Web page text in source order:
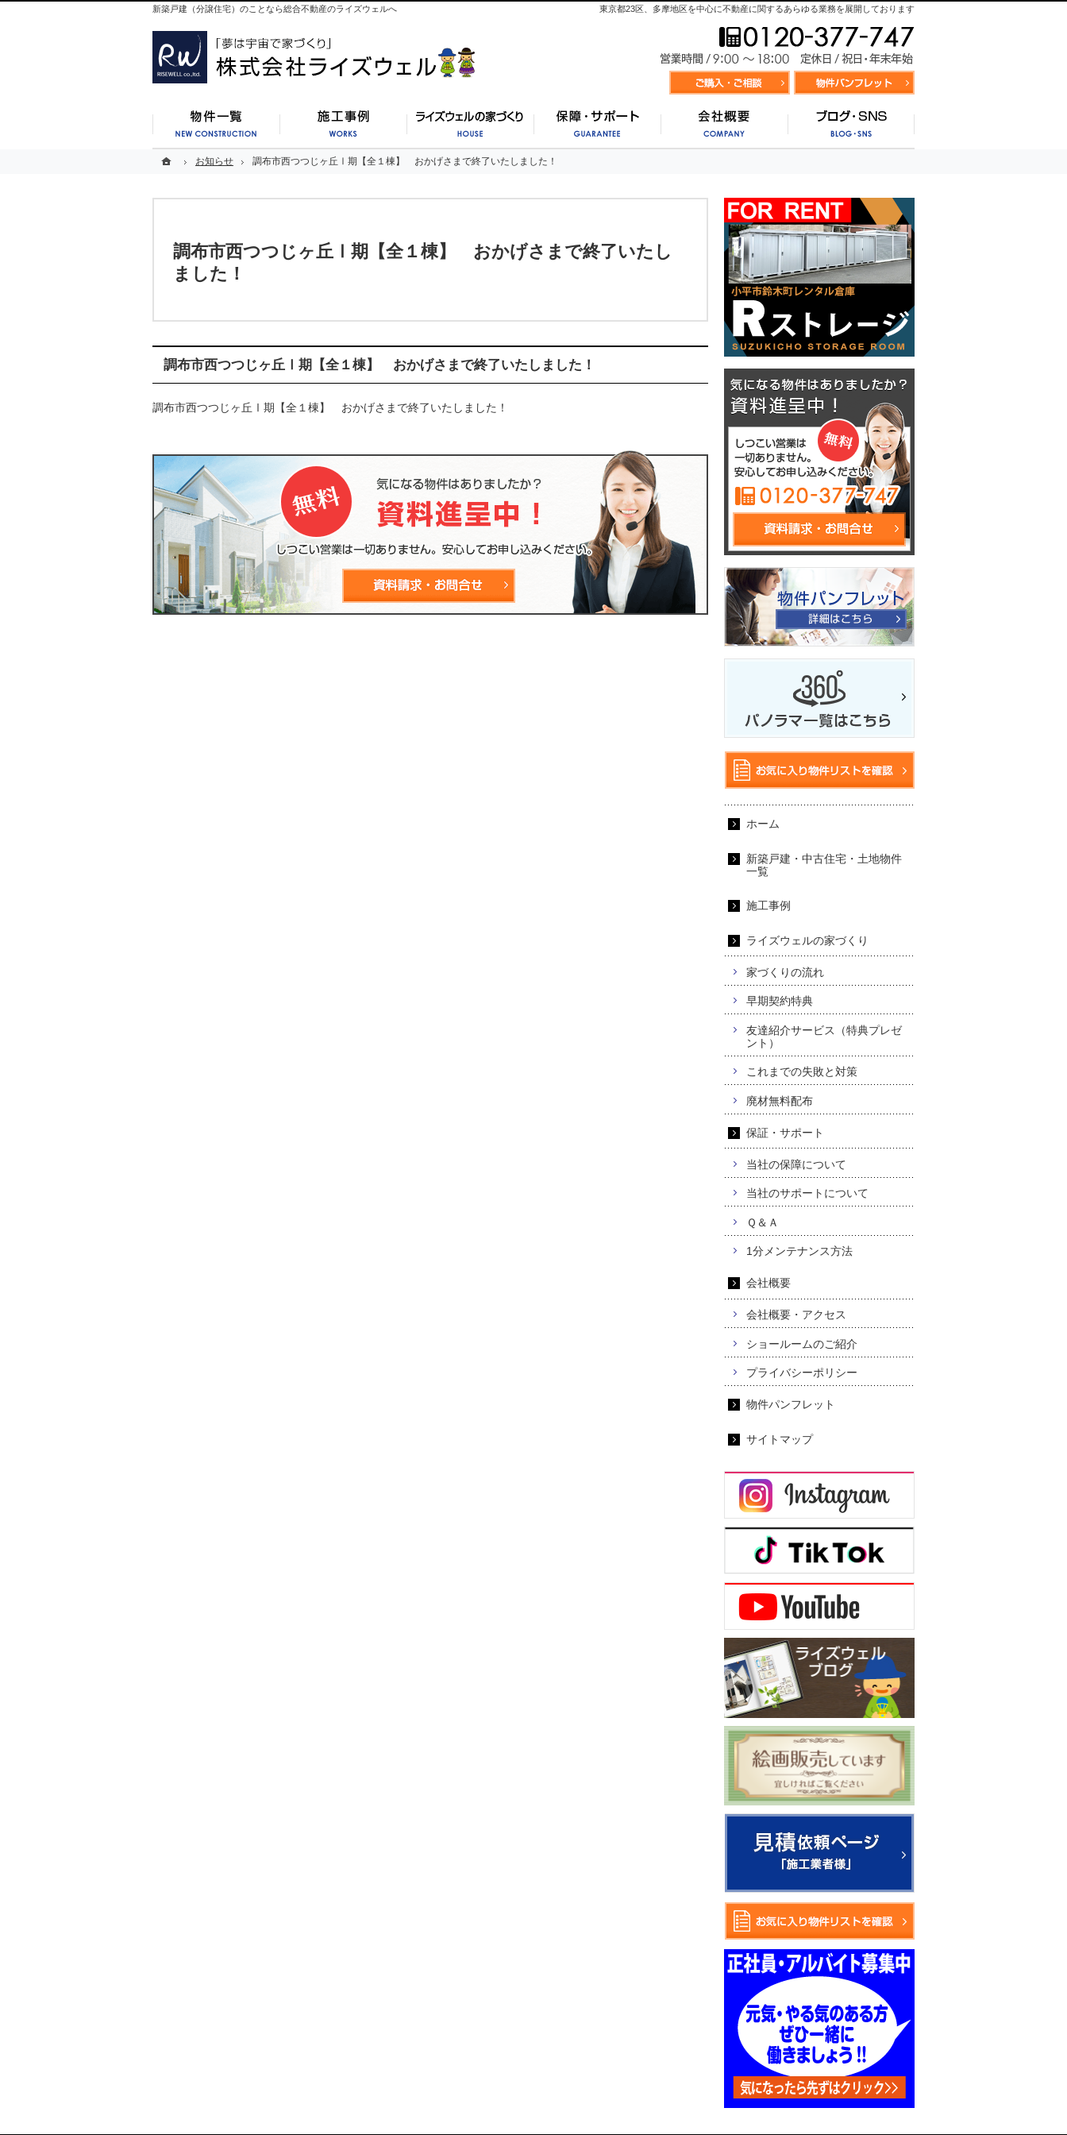
ホームお知らせ 調布市西つつじヶ丘Ⅰ期【全１棟】 おかげさまで終了いたしました！
調布市西つつじヶ丘Ⅰ期【全１棟】 おかげさまで終了いたし
ました！
東京都23区、多摩地区を中心に不動産に関するあらゆる業務を展開しております
新築戸建（分譲住宅）のことなら総合不動産のライズウェルへ
調布市西つつじヶ丘Ⅰ期【全１棟】 おかげさまで終了いたしました！
調布市西つつじヶ丘Ⅰ期【全１棟】 おかげさまで終了いたしました！
ホーム
新築戸建・中古住宅・土地物件
一覧
施工事例
ライズウェルの家づくり
家づくりの流れ
早期契約特典
友達紹介サービス（特典プレゼ
ント）
これまでの失敗と対策
廃材無料配布
保証・サポート
当社の保障について
当社のサポートについて
Ｑ＆Ａ
1分メンテナンス方法
会社概要
会社概要・アクセス
ショールームのご紹介
プライバシーポリシー
物件パンフレット
サイトマップ
資料請求・お問合せ
ホームお知らせ 調布市西つつじヶ丘Ⅰ期【全１棟】 おかげさまで終了いたしました！